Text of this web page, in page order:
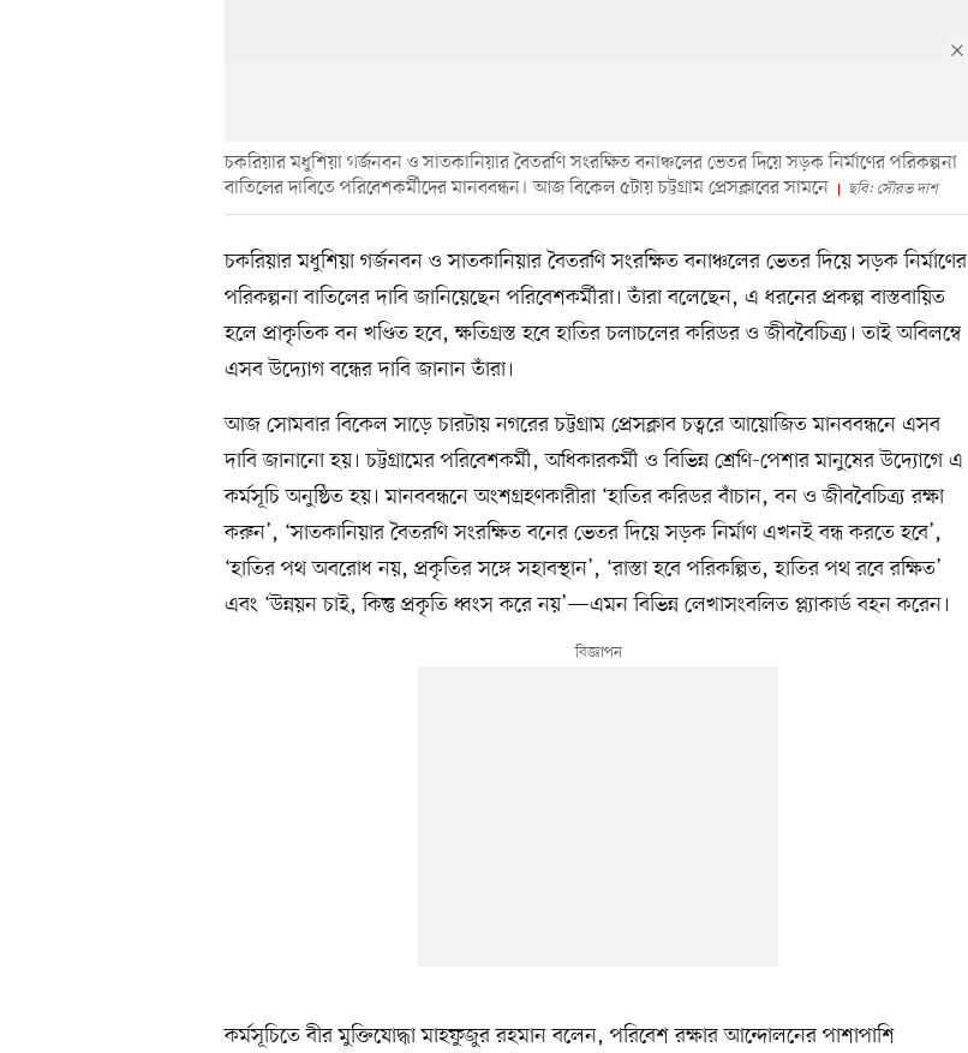
চকরিয়ার মধুশিয়া গর্জনবন ও সাতকানিয়ার বৈতরণি সংরক্ষিত বনাঞ্চলের ভেতর দিয়ে সড়ক নির্মাণের পরিকল্পনা
বাতিলের দাবিতে পরিবেশকর্মীদের মানববন্ধন। আজ বিকেল ৫টায় চট্টগ্রাম প্রেসক্লাবের সামনে
ছবি: সৌরভ দাশ
চকরিয়ার মধুশিয়া গর্জনবন ও সাতকানিয়ার বৈতরণি সংরক্ষিত বনাঞ্চলের ভেতর দিয়ে সড়ক নির্মাণের
পরিকল্পনা বাতিলের দাবি জানিয়েছেন পরিবেশকর্মীরা। তাঁরা বলেছেন, এ ধরনের প্রকল্প বাস্তবায়িত
হলে প্রাকৃতিক বন খণ্ডিত হবে, ক্ষতিগ্রস্ত হবে হাতির চলাচলের করিডর ও জীববৈচিত্র্য। তাই অবিলম্বে
এসব উদ্যোগ বন্ধের দাবি জানান তাঁরা।
আজ সোমবার বিকেল সাড়ে চারটায় নগরের চট্টগ্রাম প্রেসক্লাব চত্বরে আয়োজিত মানববন্ধনে এসব
দাবি জানানো হয়। চট্টগ্রামের পরিবেশকর্মী, অধিকারকর্মী ও বিভিন্ন শ্রেণি-পেশার মানুষের উদ্যোগে এ
কর্মসূচি অনুষ্ঠিত হয়। মানববন্ধনে অংশগ্রহণকারীরা ‘হাতির করিডর বাঁচান, বন ও জীববৈচিত্র্য রক্ষা
করুন’, ‘সাতকানিয়ার বৈতরণি সংরক্ষিত বনের ভেতর দিয়ে সড়ক নির্মাণ এখনই বন্ধ করতে হবে’,
‘হাতির পথ অবরোধ নয়, প্রকৃতির সঙ্গে সহাবস্থান’, ‘রাস্তা হবে পরিকল্পিত, হাতির পথ রবে রক্ষিত’
এবং ‘উন্নয়ন চাই, কিন্তু প্রকৃতি ধ্বংস করে নয়’—এমন বিভিন্ন লেখাসংবলিত প্ল্যাকার্ড বহন করেন।
কর্মসূচিতে বীর মুক্তিযোদ্ধা মাহফুজুর রহমান বলেন, পরিবেশ রক্ষার আন্দোলনের পাশাপাশি